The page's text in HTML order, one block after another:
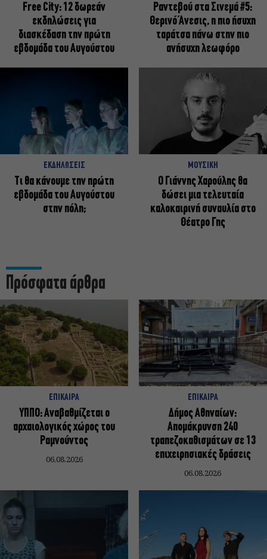
Free City: 12 δωρεάν
εκδηλώσεις για
διασκέδαση την πρώτη
εβδομάδα του Αυγούστου
Ραντεβού στα Σινεμά #5:
Θερινό Άνεσις, η πιο ήσυχη
ταράτσα πάνω στην πιο
ανήσυχη λεωφόρο
ΕΚΔΗΛΩΣΕΙΣ
Τι θα κάνουμε την πρώτη
εβδομάδα του Αυγούστου
στην πόλη;
ΜΟΥΣΙΚΗ
Ο Γιάννης Χαρούλης θα
δώσει μια τελευταία
καλοκαιρινή συναυλία στο
Θέατρο Γης
Πρόσφατα άρθρα
ΕΠΙΚΑΙΡΑ
ΥΠΠΟ: Αναβαθμίζεται ο
αρχαιολογικός χώρος του
Ραμνούντος
06.08.2026
ΕΠΙΚΑΙΡΑ
Δήμος Αθηναίων:
Απομάκρυνση 240
τραπεζοκαθισμάτων σε 13
επιχειρησιακές δράσεις
06.08.2026